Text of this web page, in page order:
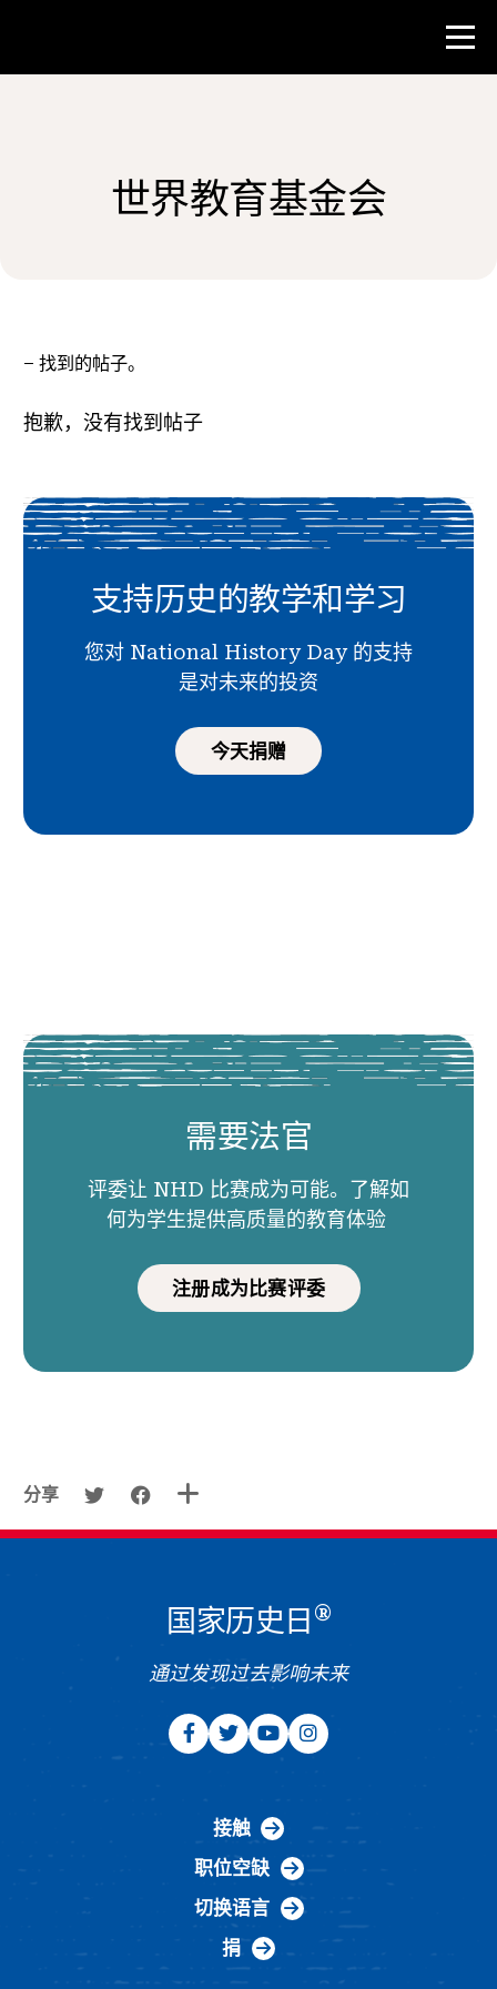
教师资源
参与其中
世界教育基金会
– 找到的帖子。
抱歉，没有找到帖子
支持历史的教学和学习
您对 National History Day 的支持
是对未来的投资
今天捐赠
需要法官
评委让 NHD 比赛成为可能。了解如
何为学生提供高质量的教育体验
注册成为比赛评委
分享
国家历史日 ®
通过发现过去影响未来
接触
职位空缺
切换语言
捐